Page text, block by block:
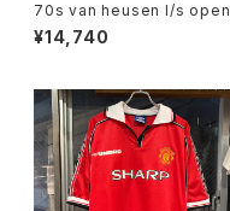
70s van heusen l/s
ollar shirt
¥14,740